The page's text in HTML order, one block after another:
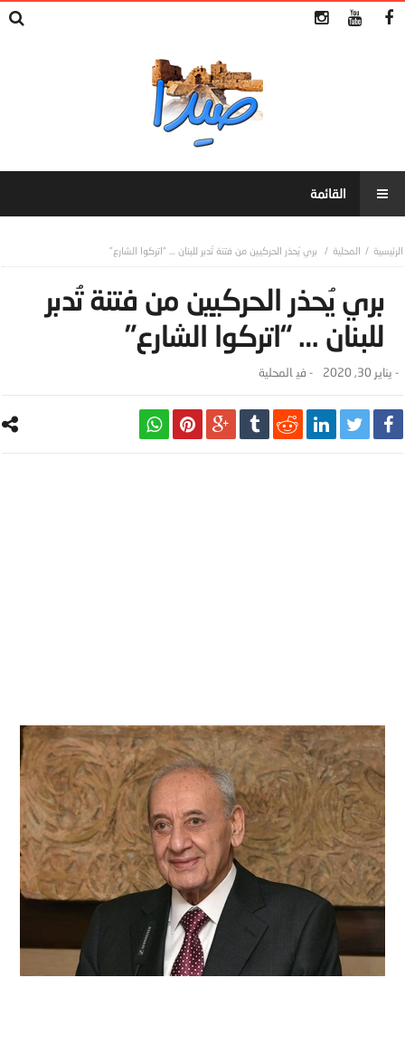
المحلية بري يُحذر الحركيين من فتنة تُدبر للبنان … “اتركوا الشارع”
بري يُحذر الحركيين من فتنة تُدبر
للبنان … “اتركوا الشارع”
- يناير 30, 2020 - ‎في المحلية